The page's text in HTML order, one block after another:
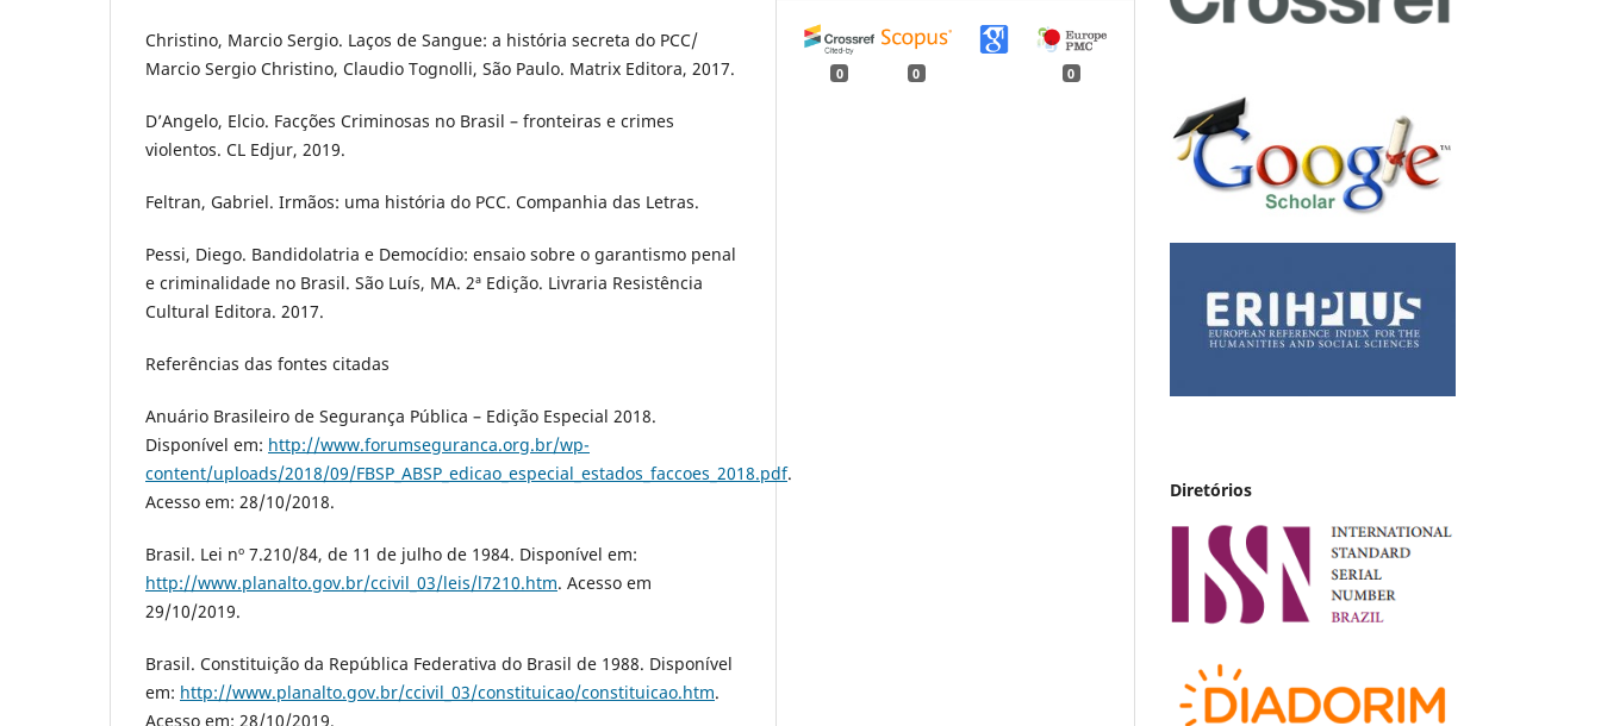
Christino, Marcio Sergio. Laços de Sangue: a história secreta do PCC/
Marcio Sergio Christino, Claudio Tognolli, São Paulo. Matrix Editora, 2017.
D’Angelo, Elcio. Facções Criminosas no Brasil – fronteiras e crimes
violentos. CL Edjur, 2019.
Feltran, Gabriel. Irmãos: uma história do PCC. Companhia das Letras.
Pessi, Diego. Bandidolatria e Democídio: ensaio sobre o garantismo penal
e criminalidade no Brasil. São Luís, MA. 2ª Edição. Livraria Resistência
Cultural Editora. 2017.
Referências das fontes citadas
Anuário Brasileiro de Segurança Pública – Edição Especial 2018.
Disponível em: http://www.forumseguranca.org.br/wp-
content/uploads/2018/09/FBSP_ABSP_edicao_especial_estados_faccoes_2018.pdf.
Acesso em: 28/10/2018.
Brasil. Lei nº 7.210/84, de 11 de julho de 1984. Disponível em:
http://www.planalto.gov.br/ccivil_03/leis/l7210.htm. Acesso em
29/10/2019.
Brasil. Constituição da República Federativa do Brasil de 1988. Disponível
em: http://www.planalto.gov.br/ccivil_03/constituicao/constituicao.htm.
Acesso em: 28/10/2019.
0 0 0
Diretórios